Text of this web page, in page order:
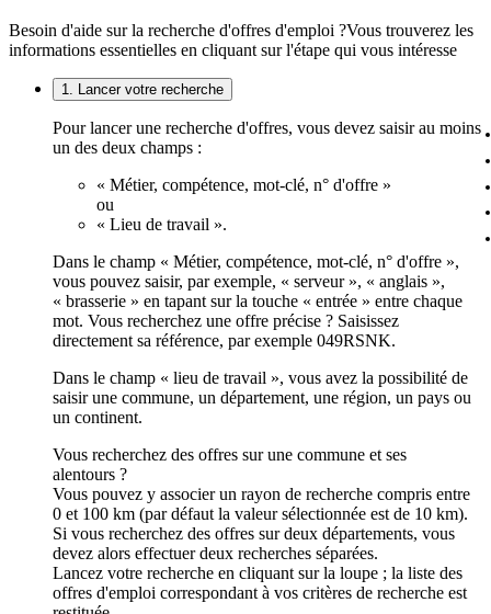
Besoin d'aide sur la recherche d'offres d'emploi ?Vous trouverez les
informations essentielles en cliquant sur l'étape qui vous intéresse
1. Lancer votre recherche
Pour lancer une recherche d'offres, vous devez saisir au moins
un des deux champs :
« Métier, compétence, mot-clé, n° d'offre »
ou
« Lieu de travail ».
Dans le champ « Métier, compétence, mot-clé, n° d'offre »,
vous pouvez saisir, par exemple, « serveur », « anglais »,
« brasserie » en tapant sur la touche « entrée » entre chaque
mot. Vous recherchez une offre précise ? Saisissez
directement sa référence, par exemple 049RSNK.
Dans le champ « lieu de travail », vous avez la possibilité de
saisir une commune, un département, une région, un pays ou
un continent.
Vous recherchez des offres sur une commune et ses
alentours ?
Vous pouvez y associer un rayon de recherche compris entre
0 et 100 km (par défaut la valeur sélectionnée est de 10 km).
Si vous recherchez des offres sur deux départements, vous
devez alors effectuer deux recherches séparées.
Lancez votre recherche en cliquant sur la loupe ; la liste des
offres d'emploi correspondant à vos critères de recherche est